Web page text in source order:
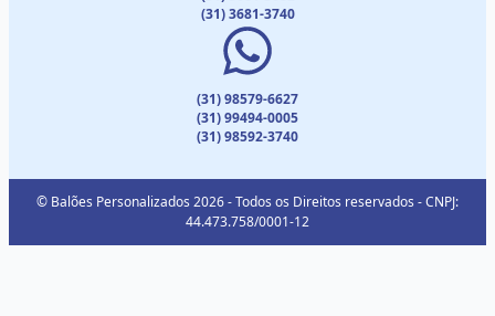
(31) 3681-3740
(31) 98579-6627
(31) 99494-0005
(31) 98592-3740
© Balões Personalizados 2026 - Todos os Direitos reservados - CNPJ:
44.473.758/0001-12